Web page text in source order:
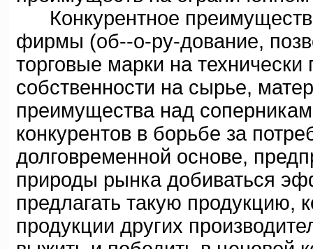
Конкурентное
фирмы (об--о-ру-дование,
торговые марки на
собственности на сырье,
преимущества над
конкурентов в борьбе за
долговременной основе,
природы рынка добиваться
предлагать такую продукцию,
продукции других